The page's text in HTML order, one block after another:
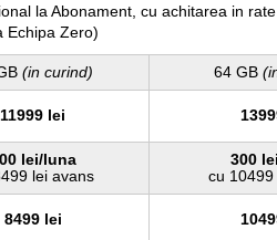
la Abonament, cu achitarea in
Echipa Zero)
(in curind) 64 GB
11999 lei
lei/luna
lei avans
300
cu
8499 lei